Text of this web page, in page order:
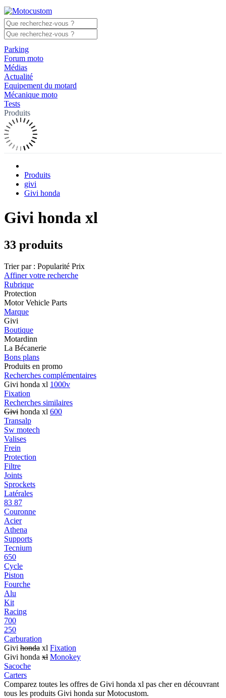
Parking
Forum moto
Médias
Actualité
Equipement du motard
Mécanique moto
Tests
Produits
Produits
givi
Givi honda
Givi honda xl
33 produits
Trier par : Popularité Prix
Affiner votre recherche
Rubrique
Protection
Motor Vehicle Parts
Marque
Givi
Boutique
Motardinn
La Bécanerie
Bons plans
Produits en promo
Recherches complémentaires
Givi honda xl 1000v
Fixation
Recherches similaires
Givi honda xl 600
Transalp
Sw motech
Valises
Frein
Protection
Filtre
Joints
Sprockets
Latérales
83 87
Couronne
Acier
Athena
Supports
Tecnium
650
Cycle
Piston
Fourche
Alu
Kit
Racing
700
250
Carburation
Givi honda xl Fixation
Givi honda xl Monokey
Sacoche
Carters
Comparez toutes les offres de Givi honda xl pas cher en découvrant
tous les produits Givi honda sur Motocustom.